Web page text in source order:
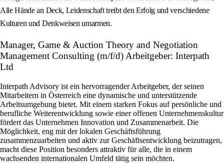
Alle Hände an Deck, Leidenschaft treibt den Erfolg und verschiedene
Kulturen und Denkweisen umarmen.
Manager, Game & Auction Theory and Negotiation
Management Consulting (m/f/d) Arbeitgeber: Interpath
Ltd
Interpath Advisory ist ein hervorragender Arbeitgeber, der seinen
Mitarbeitern in Österreich eine dynamische und unterstützende
Arbeitsumgebung bietet. Mit einem starken Fokus auf persönliche und
berufliche Weiterentwicklung sowie einer offenen Unternehmenskultur
fördert das Unternehmen Innovation und Zusammenarbeit. Die
Möglichkeit, eng mit der lokalen Geschäftsführung
zusammenzuarbeiten und aktiv zur Geschäftsentwicklung beizutragen,
macht diese Position besonders attraktiv für alle, die in einem
wachsenden internationalen Umfeld tätig sein möchten.